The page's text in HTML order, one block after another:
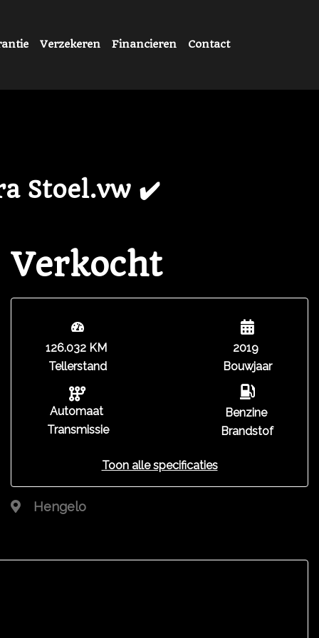
Verzekeren Financieren Contact
Stoel.vw ✔️
Verkocht
126.032 KM
Tellerstand
Automaat
Transmissie
2019
Bouwjaar
Benzine
Brandstof
Toon alle specificaties
Hengelo